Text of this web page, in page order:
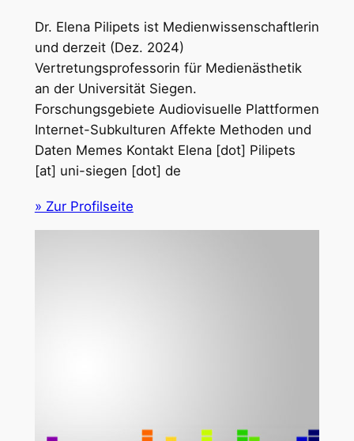
Dr. Elena Pilipets ist Medienwissenschaftlerin
und derzeit (Dez. 2024)
Vertretungsprofessorin für Medienästhetik
an der Universität Siegen.
Forschungsgebiete Audiovisuelle Plattformen
Internet-Subkulturen Affekte Methoden und
Daten Memes Kontakt Elena [dot] Pilipets
[at] uni-siegen [dot] de
» Zur Profilseite